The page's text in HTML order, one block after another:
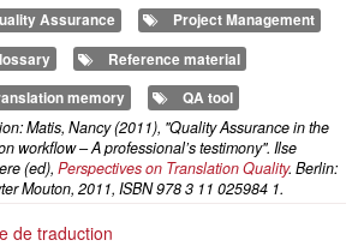
Assurance
Project Management
Reference material
memory
QA tool
Matis, Nancy (2011), "Quality Assurance in the
workflow – A professional’s testimony". Ilse
(ed), Perspectives on Translation Quality. Berlin:
Mouton, 2011, ISBN 978 3 11 025984 1.
de traduction